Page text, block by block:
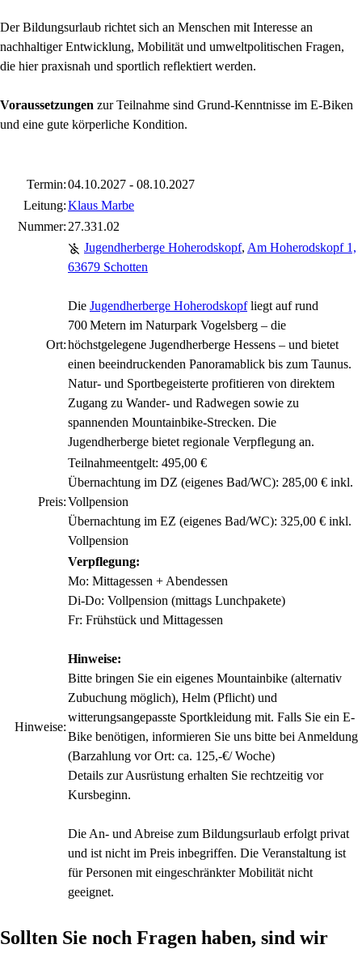
Der Bildungsurlaub richtet sich an Menschen mit Interesse an
nachhaltiger Entwicklung, Mobilität und umweltpolitischen Fragen,
die hier praxisnah und sportlich reflektiert werden.
Voraussetzungen zur Teilnahme sind Grund-Kenntnisse im E-Biken
und eine gute körperliche Kondition.
Termin:04.10.2027 - 08.10.2027
Leitung:Klaus Marbe
Nummer: 27.331.02
Ort:
Jugendherberge Hoherodskopf, Am Hoherodskopf 1,
63679 Schotten
Die Jugendherberge Hoherodskopfliegt auf rund
700 Metern im Naturpark Vogelsberg – die
höchstgelegene Jugendherberge Hessens – und bietet
einen beeindruckenden Panoramablick bis zum Taunus.
Natur- und Sportbegeisterte profitieren von direktem
Zugang zu Wander- und Radwegen sowie zu
spannenden Mountainbike-Strecken. Die
Jugendherberge bietet regionale Verpflegung an.
Preis:
Teilnahmeentgelt: 495,00 €
Übernachtung im DZ (eigenes Bad/WC): 285,00 € inkl.
Vollpension
Übernachtung im EZ (eigenes Bad/WC): 325,00 € inkl.
Vollpension
Hinweise:
Verpflegung:
Mo: Mittagessen + Abendessen
Di-Do: Vollpension (mittags Lunchpakete)
Fr: Frühstück und Mittagessen
Hinweise:
Bitte bringen Sie ein eigenes Mountainbike (alternativ
Zubuchung möglich), Helm (Pflicht) und
witterungsangepasste Sportkleidung mit. Falls Sie ein E-
Bike benötigen, informieren Sie uns bitte bei Anmeldung
(Barzahlung vor Ort: ca. 125,-€/ Woche)
Details zur Ausrüstung erhalten Sie rechtzeitig vor
Kursbeginn.
Die An- und Abreise zum Bildungsurlaub erfolgt privat
und ist nicht im Preis inbegriffen. Die Veranstaltung ist
für Personen mit eingeschränkter Mobilität nicht
geeignet.
Sollten Sie noch Fragen haben, sind wir